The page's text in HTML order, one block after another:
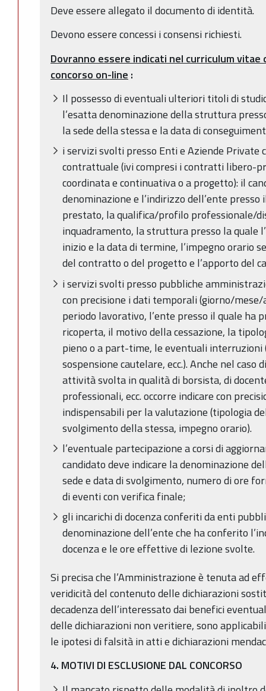
Deve essere allegato il documento di identità.
Devono essere concessi i consensi richiesti.
Dovranno essere indicati nel curriculum vitae
concorso on-line :
Il possesso di eventuali ulteriori titoli di
l’esatta denominazione della struttura
la sede della stessa e la data di
i servizi svolti presso Enti e Aziende Private
contrattuale (ivi compresi i contratti libero-
coordinata e continuativa o a progetto): il
denominazione e l’indirizzo dell’ente
prestato, la qualifica/profilo professionale/
inquadramento, la struttura presso la quale
inizio e la data di termine, l’impegno orario
del contratto o del progetto e l’apporto del
i servizi svolti presso pubbliche
con precisione i dati temporali (giorno/
periodo lavorativo, l’ente presso il quale ha
ricoperta, il motivo della cessazione, la
pieno o a part-time, le eventuali interruzioni
sospensione cautelare, ecc.). Anche nel
attività svolta in qualità di borsista, di
professionali, ecc. occorre indicare con
indispensabili per la valutazione (tipologia
svolgimento della stessa, impegno orario).
l’eventuale partecipazione a corsi di
candidato deve indicare la denominazione
sede e data di svolgimento, numero di ore
di eventi con verifica finale;
gli incarichi di docenza conferiti da enti
denominazione dell’ente che ha conferito
docenza e le ore effettive di lezione svolte.
Si precisa che l’Amministrazione è tenuta ad
veridicità del contenuto delle dichiarazioni
decadenza dell’interessato dai benefici
delle dichiarazioni non veritiere, sono
le ipotesi di falsità in atti e dichiarazioni
4. MOTIVI DI ESCLUSIONE DAL CONCORSO